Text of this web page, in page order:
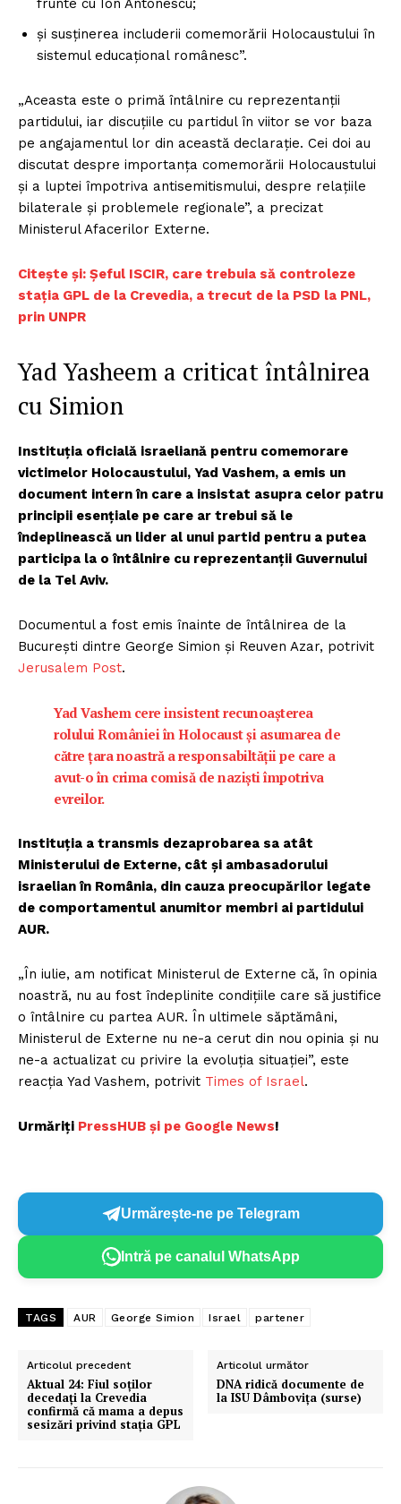
frunte cu Ion Antonescu;
și susținerea includerii comemorării Holocaustului în
sistemul educațional românesc”.
„Aceasta este o primă întâlnire cu reprezentanții
partidului, iar discuțiile cu partidul în viitor se vor baza
pe angajamentul lor din această declarație. Cei doi au
discutat despre importanța comemorării Holocaustului
și a luptei împotriva antisemitismului, despre relațiile
bilaterale și problemele regionale”, a precizat
Ministerul Afacerilor Externe.
Citește și: Șeful ISCIR, care trebuia să controleze
stația GPL de la Crevedia, a trecut de la PSD la PNL,
prin UNPR
Yad Yasheem a criticat întâlnirea
cu Simion
Instituția oficială israeliană pentru comemorare
victimelor Holocaustului, Yad Vashem, a emis un
document intern în care a insistat asupra celor patru
principii esențiale pe care ar trebui să le
îndeplinească un lider al unui partid pentru a putea
participa la o întâlnire cu reprezentanții Guvernului
de la Tel Aviv.
Documentul a fost emis înainte de întâlnirea de la
București dintre George Simion și Reuven Azar, potrivit
Jerusalem Post.
Yad Vashem cere insistent recunoașterea
rolului României în Holocaust și asumarea de
către țara noastră a responsabiltății pe care a
avut-o în crima comisă de naziști împotriva
evreilor.
Instituția a transmis dezaprobarea sa atât
Ministerului de Externe, cât și ambasadorului
israelian în România, din cauza preocupărilor legate
de comportamentul anumitor membri ai partidului
AUR.
„În iulie, am notificat Ministerul de Externe că, în opinia
noastră, nu au fost îndeplinite condițiile care să justifice
o întâlnire cu partea AUR. În ultimele săptămâni,
Ministerul de Externe nu ne-a cerut din nou opinia și nu
ne-a actualizat cu privire la evoluția situației”, este
reacția Yad Vashem, potrivit Times of Israel.
Urmăriți PressHUB și pe Google News!
Urmărește-ne pe Telegram
Intră pe canalul WhatsApp
TAGS AUR George Simion Israel partener
Articolul precedent
Aktual 24: Fiul soților
decedați la Crevedia
confirmă că mama a depus
sesizări privind stația GPL
Articolul următor
DNA ridică documente de
la ISU Dâmboviţa (surse)